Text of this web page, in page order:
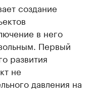
создание
в него
Первый
развития
не
давления на